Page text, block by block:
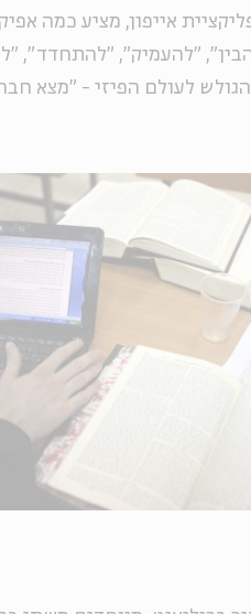
אייפון, מציע כמה
"להעמיק", "להתחדד",
לעולם הפיזי - "מצא